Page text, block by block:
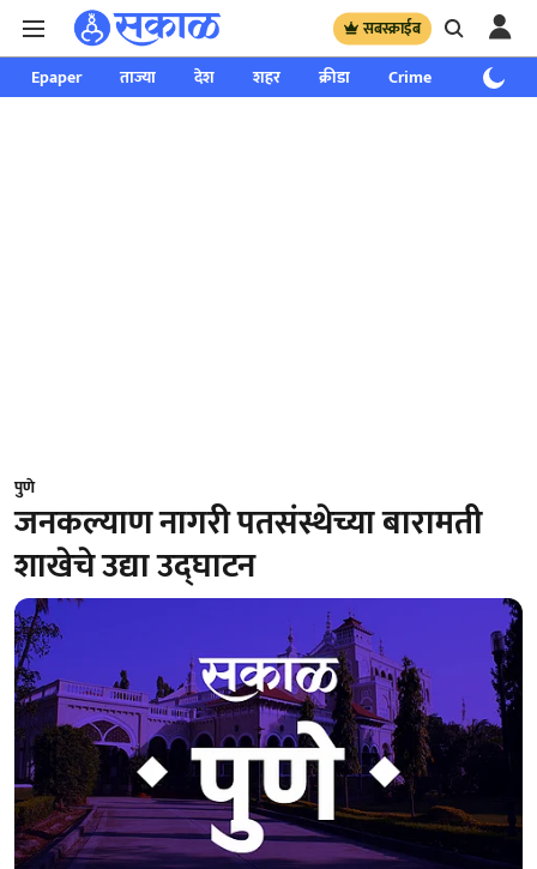
सबस्क्राईब
Epaper ताज्या देश शहर क्रीडा Crime साप्ताहिक
पुणे
जनकल्याण नागरी पतसंस्थेच्या बारामती
शाखेचे उद्या उद्‍घाटन